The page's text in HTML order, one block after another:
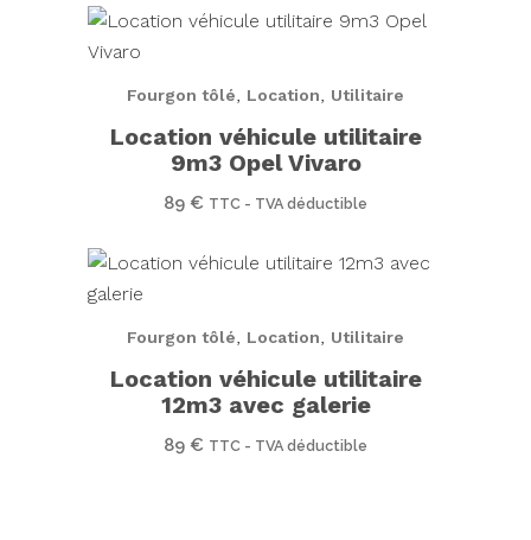
Fourgon tôlé, Location, Utilitaire
Location véhicule utilitaire
9m3 Opel Vivaro
89 € TTC - TVA déductible
Fourgon tôlé, Location, Utilitaire
Location véhicule utilitaire
12m3 avec galerie
89 € TTC - TVA déductible